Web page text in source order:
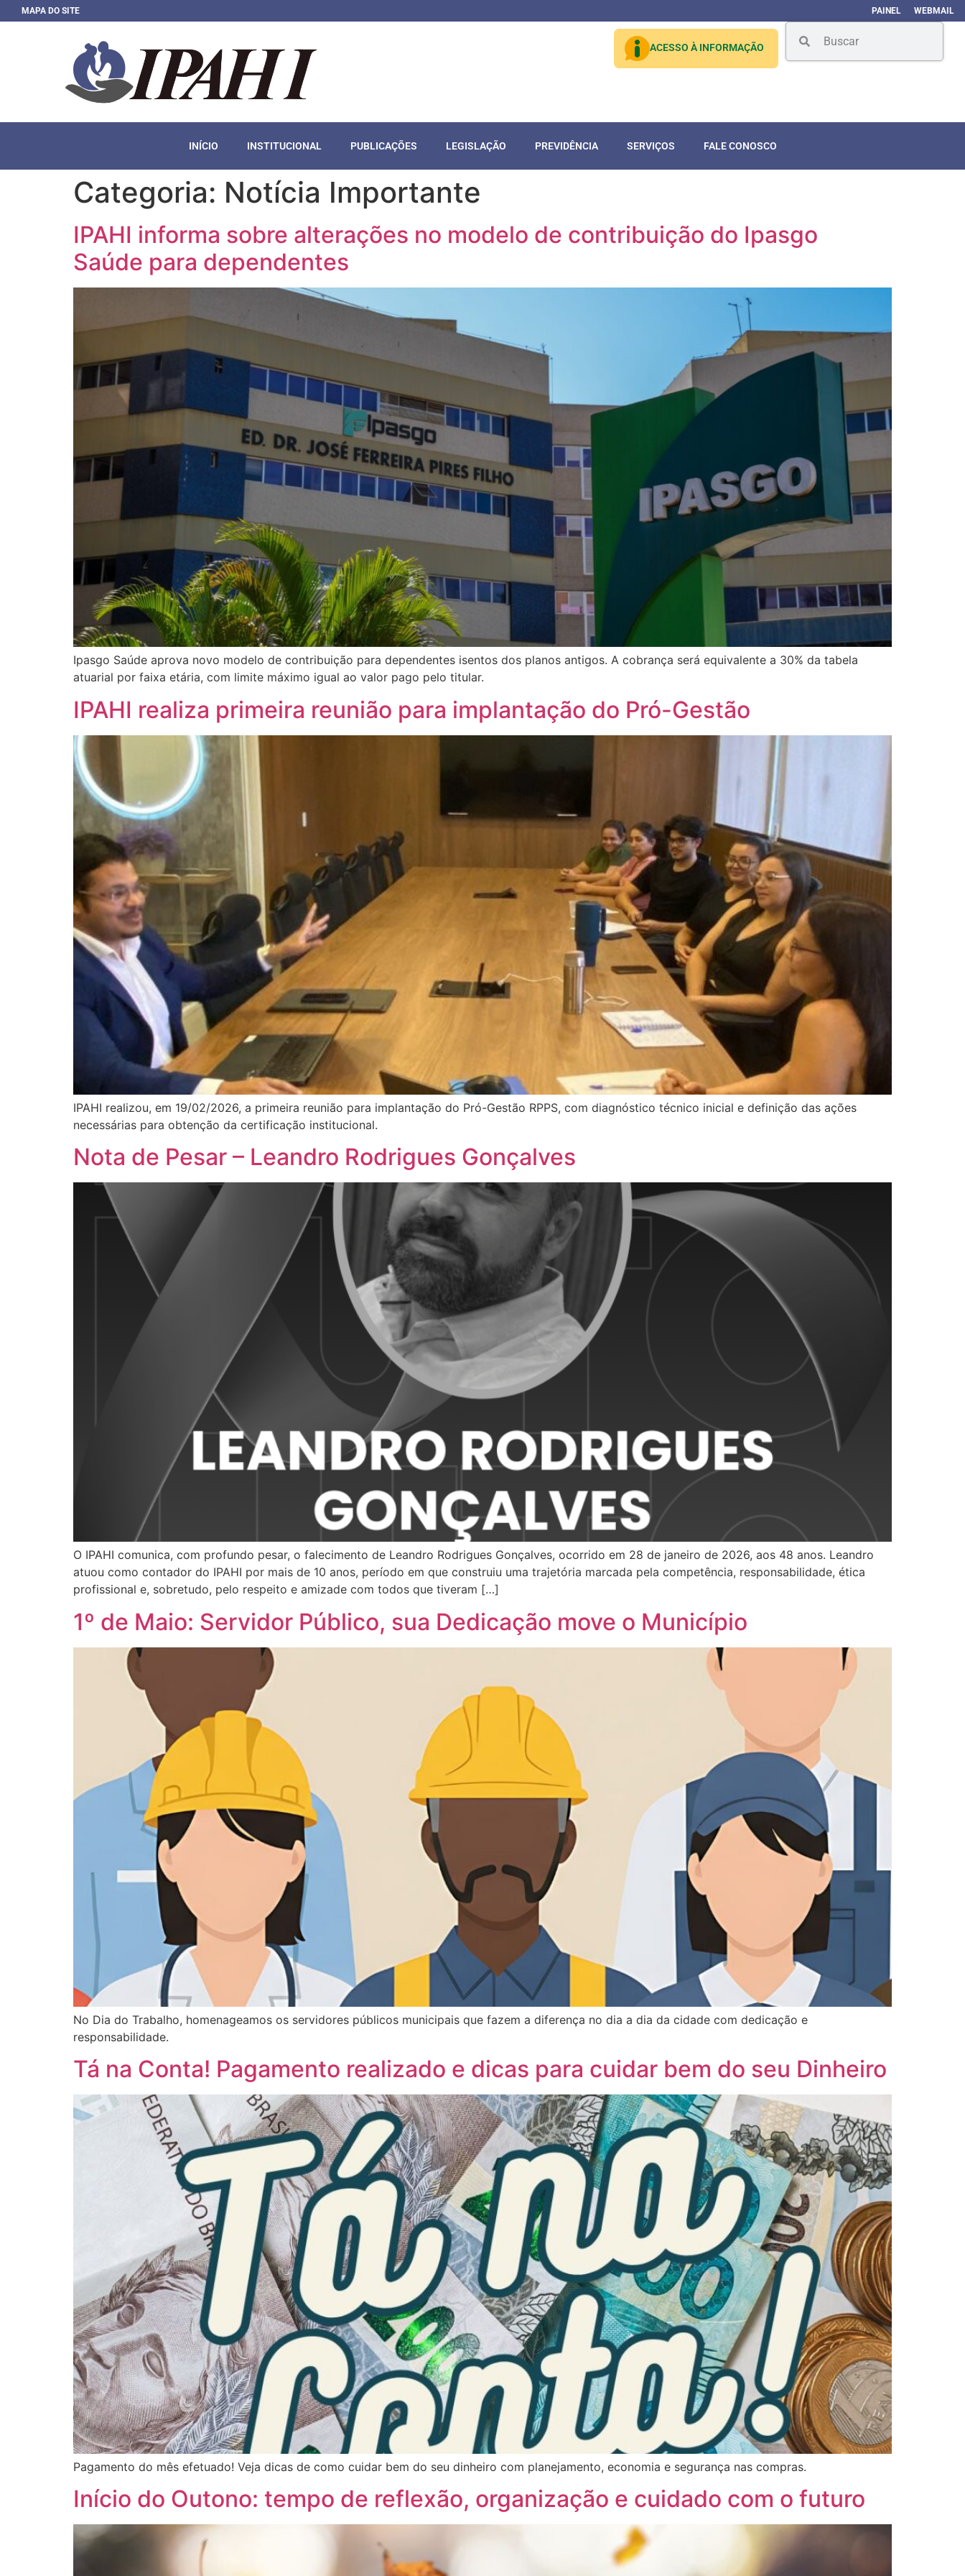
MAPA DO SITE PAINEL WEBMAIL
ACESSO À INFORMAÇÃO
INÍCIO INSTITUCIONAL PUBLICAÇÕES LEGISLAÇÃO PREVIDÊNCIA SERVIÇOS FALE CONOSCO
Categoria: Notícia Importante
IPAHI informa sobre alterações no modelo de contribuição do Ipasgo
Saúde para dependentes
Ipasgo Saúde aprova novo modelo de contribuição para dependentes isentos dos planos antigos. A cobrança será equivalente a 30% da tabela
atuarial por faixa etária, com limite máximo igual ao valor pago pelo titular.
IPAHI realiza primeira reunião para implantação do Pró-Gestão
IPAHI realizou, em 19/02/2026, a primeira reunião para implantação do Pró-Gestão RPPS, com diagnóstico técnico inicial e definição das ações
necessárias para obtenção da certificação institucional.
Nota de Pesar – Leandro Rodrigues Gonçalves
O IPAHI comunica, com profundo pesar, o falecimento de Leandro Rodrigues Gonçalves, ocorrido em 28 de janeiro de 2026, aos 48 anos. Leandro
atuou como contador do IPAHI por mais de 10 anos, período em que construiu uma trajetória marcada pela competência, responsabilidade, ética
profissional e, sobretudo, pelo respeito e amizade com todos que tiveram […]
1º de Maio: Servidor Público, sua Dedicação move o Município
No Dia do Trabalho, homenageamos os servidores públicos municipais que fazem a diferença no dia a dia da cidade com dedicação e
responsabilidade.
Tá na Conta! Pagamento realizado e dicas para cuidar bem do seu Dinheiro
Pagamento do mês efetuado! Veja dicas de como cuidar bem do seu dinheiro com planejamento, economia e segurança nas compras.
Início do Outono: tempo de reflexão, organização e cuidado com o futuro